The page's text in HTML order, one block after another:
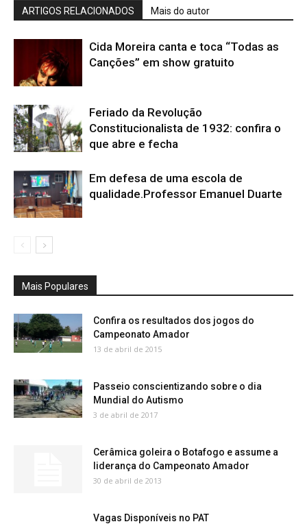
ARTIGOS RELACIONADOS Mais do autor
Cida Moreira canta e toca “Todas as
Canções” em show gratuito
Feriado da Revolução
Constitucionalista de 1932: confira o
que abre e fecha
Em defesa de uma escola de
qualidade.Professor Emanuel Duarte
Mais Populares
Confira os resultados dos jogos do
Campeonato Amador
13 de abril de 2015
Passeio conscientizando sobre o dia
Mundial do Autismo
3 de abril de 2017
Cerâmica goleira o Botafogo e assume a
liderança do Campeonato Amador
30 de abril de 2013
Vagas Disponíveis no PAT